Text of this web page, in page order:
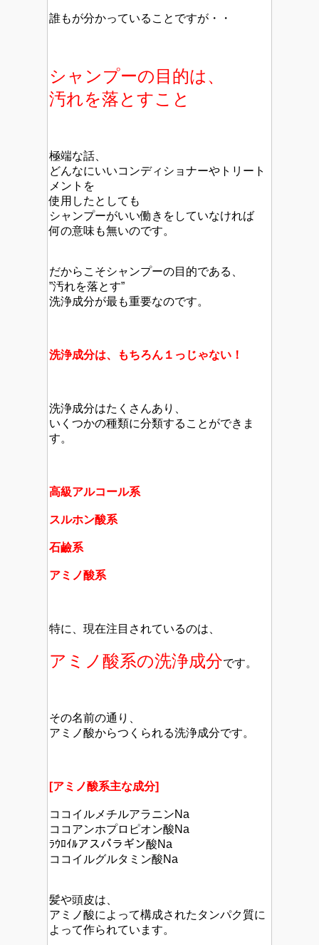
誰もが分かっていることですが・・
シャンプーの目的は、
汚れを落とすこと
極端な話、
どんなにいいコンディショナーやトリート
メントを
使用したとしても
シャンプーがいい働きをしていなければ
何の意味も無いのです。
だからこそシャンプーの目的である、
”汚れを落とす”
洗浄成分が最も重要なのです。
洗浄成分は、もちろん１っじゃない！
洗浄成分はたくさんあり、
いくつかの種類に分類することができま
す。
高級アルコール系
スルホン酸系
石鹼系
アミノ酸系
特に、現在注目されているのは、
アミノ酸系の洗浄成分です。
その名前の通り、
アミノ酸からつくられる洗浄成分です。
[アミノ酸系主な成分]
ココイルメチルアラニンNa
ココアンホプロピオン酸Na
ﾗｳﾛｲﾙアスパラギン酸Na
ココイルグルタミン酸Na
髪や頭皮は、
アミノ酸によって構成されたタンパク質に
よって作られています。